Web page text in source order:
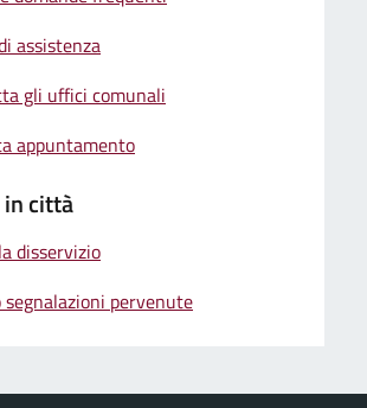
assistenza
gli uffici comunali
appuntamento
città
disservizio
segnalazioni pervenute